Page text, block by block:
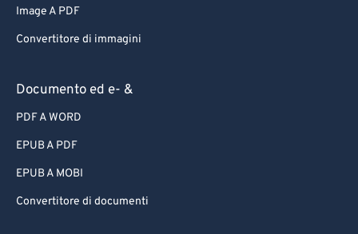
Image A PDF
Convertitore di immagini
Documento ed e- &
PDF A WORD
EPUB A PDF
EPUB A MOBI
Convertitore di documenti